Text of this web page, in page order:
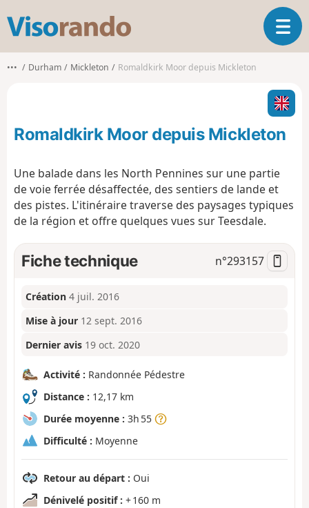
s
o
o
O
u
i
r
l
a
g
i
o
••• Durham Mickleton Romaldkirk Moor depuis Mickleton
Romaldkirk Moor depuis Mickleton
Une balade dans les North Pennines sur une partie
de voie ferrée désaffectée, des sentiers de lande et
des pistes. L'itinéraire traverse des paysages typiques
de la région et offre quelques vues sur Teesdale.
Fiche technique n°293157
Création 4 juil. 2016
Mise à jour 12 sept. 2016
Dernier avis 19 oct. 2020
Activité : Randonnée Pédestre
Distance : 12,17 km
Durée moyenne : 3h 55
Difficulté : Moyenne
Retour au départ : Oui
Dénivelé positif : + 160 m